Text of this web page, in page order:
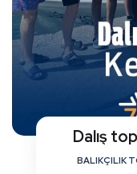
Dalış
BALIKÇILIK